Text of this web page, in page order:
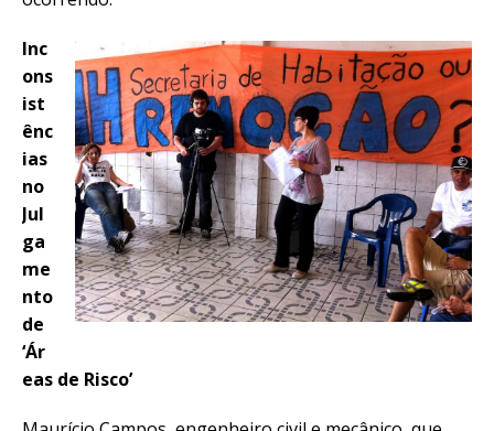
Inc
ons
ist
ênc
ias
no
Jul
ga
me
nto
de
‘Ár
eas de Risco’